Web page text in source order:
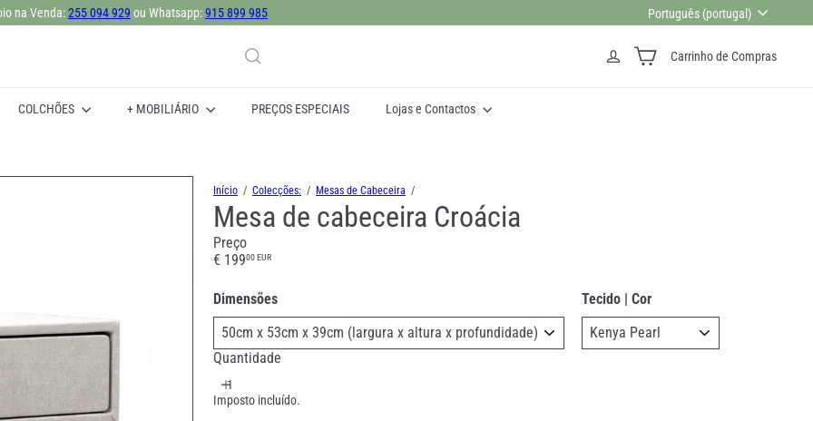
slideshow
Compre Online ou visite uma das nossas lojas: Lisboa, Sintra, Matosinhos e Paredes.
na Venda: ou Whatsapp:
Português (portugal)
Carrinho de Compras
COLCHÕES + MOBILIÁRIO PREÇOS ESPECIAIS Lojas e Contactos
Início Colecções: Mesas de Cabeceira
Mesa de cabeceira Croácia
Preço
Preço
€ 19900 EUR
Dimensões Tecido | Cor
Quantidade
Imposto incluído.